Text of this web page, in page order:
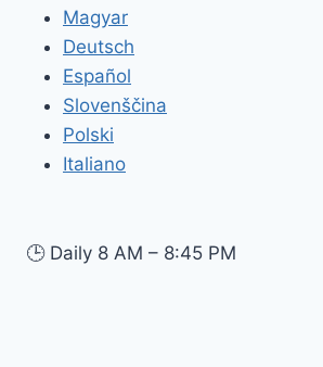
Magyar
Deutsch
Español
Slovenščina
Polski
Italiano
🕒 Daily 8 AM – 8:45 PM